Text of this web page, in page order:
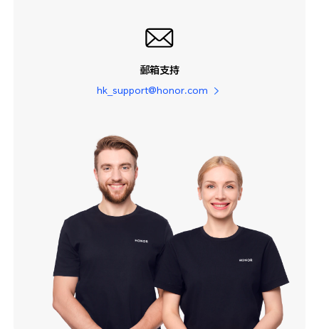
郵箱支持
hk_support@honor.com